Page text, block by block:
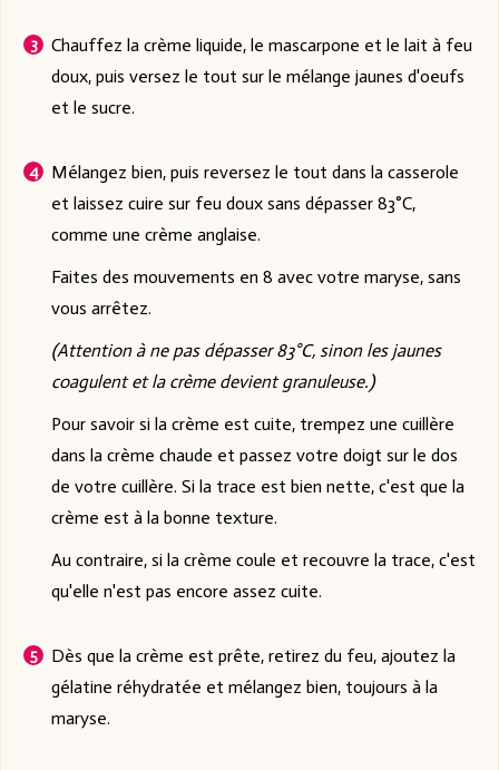
Chauffez la crème liquide, le mascarpone et le lait à feu
doux, puis versez le tout sur le mélange jaunes d'oeufs
et le sucre.
Mélangez bien, puis reversez le tout dans la casserole
et laissez cuire sur feu doux sans dépasser 83°C,
comme une crème anglaise.
Faites des mouvements en 8 avec votre maryse, sans
vous arrêtez.
(Attention à ne pas dépasser 83°C, sinon les jaunes
coagulent et la crème devient granuleuse.)
Pour savoir si la crème est cuite, trempez une cuillère
dans la crème chaude et passez votre doigt sur le dos
de votre cuillère. Si la trace est bien nette, c'est que la
crème est à la bonne texture.
Au contraire, si la crème coule et recouvre la trace, c'est
qu'elle n'est pas encore assez cuite.
Dès que la crème est prête, retirez du feu, ajoutez la
gélatine réhydratée et mélangez bien, toujours à la
maryse.